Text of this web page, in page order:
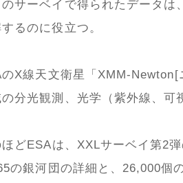
のサーベイで得られたデータ
るのに役立つ。
のX線天文衛星「XMM-
分光観測、光学（紫外線、可
ほどESAは、XXLサーベイ第2
の銀河団の詳細と、26,000個